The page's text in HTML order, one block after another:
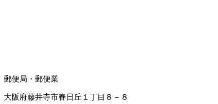
郵便局・郵便業
大阪府藤井寺市春日丘１丁目８－８